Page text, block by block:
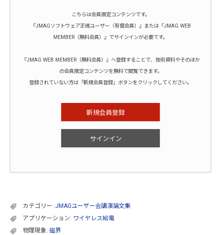
こちらは会員限定コンテンツです。
『JMAGソフトウェア正規ユーザー（有償会員）』または『JMAG WEB
MEMBER（無料会員）』でサインインが必要です。
『JMAG WEB MEMBER（無料会員）』へ登録することで、技術資料やそのほか
の会員限定コンテンツを無料で閲覧できます。
登録されていない方は「新規会員登録」ボタンをクリックしてください。
新規会員登録
サインイン
カテゴリー: JMAGユーザー会講演論文集
アプリケーション: ワイヤレス給電
物理現象: 磁界